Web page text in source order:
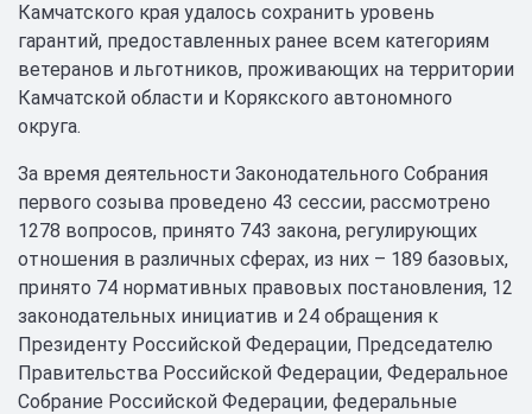
Камчатского края удалось сохранить уровень
гарантий, предоставленных ранее всем категориям
ветеранов и льготников, проживающих на территории
Камчатской области и Корякского автономного
округа.
За время деятельности Законодательного Собрания
первого созыва проведено 43 сессии, рассмотрено
1278 вопросов, принято 743 закона, регулирующих
отношения в различных сферах, из них – 189 базовых,
принято 74 нормативных правовых постановления, 12
законодательных инициатив и 24 обращения к
Президенту Российской Федерации, Председателю
Правительства Российской Федерации, Федеральное
Собрание Российской Федерации, федеральные